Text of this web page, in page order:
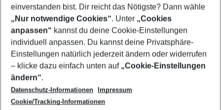
Footer
Footer navigation
Über uns
AGB
Bestpreisgarantie
Cookie-Einstellungen ändern
Cookie-Richtlinie
Agenturbetreuung
Barrierefreies Reisen
Folge uns
einverstanden bist. Dir reicht das Nötigste? Dann wähle
„Nur notwendige Cookies“. Unter „Cookies
anpassen“ kannst du deine Cookie-Einstellungen
individuell anpassen. Du kannst deine Privatsphäre-
Einstellungen natürlich jederzeit ändern oder widerrufen
– klicke dazu einfach unten auf „Cookie-Einstellungen
ändern“.
Datenschutz-Informationen
Impressum
Cookie/Tracking-Informationen